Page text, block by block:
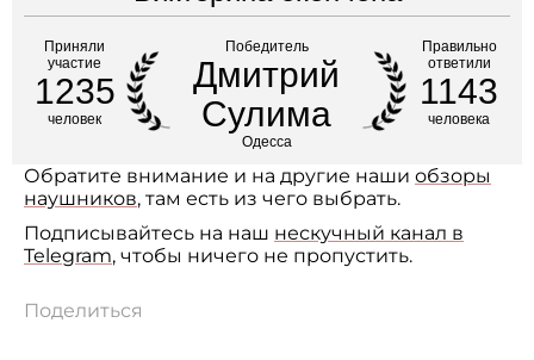
Приняли
участие
1235
человек
Победитель
Дмитрий
Сулима
Одесса
Правильно
ответили
1143
человека
Обратите внимание и на другие наши обзоры
наушников, там есть из чего выбрать.
Подписывайтесь на наш нескучный канал в
Telegram, чтобы ничего не пропустить.
Поделиться